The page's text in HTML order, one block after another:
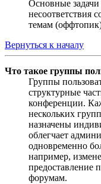
Основные
несоответствия
темам
Вернуться к началу
Что такое группы
Группы
структурные
конференции.
нескольких
назначены
облегчает
одновременно
например,
предоставление
форумам.